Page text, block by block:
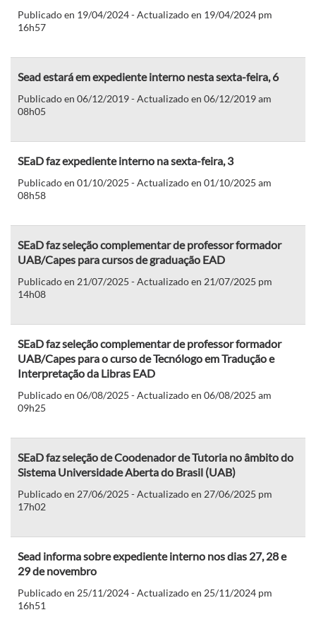
Publicado en 19/04/2024 - Actualizado en 19/04/2024 pm
16h57
Sead estará em expediente interno nesta sexta-feira, 6
Publicado en 06/12/2019 - Actualizado en 06/12/2019 am
08h05
SEaD faz expediente interno na sexta-feira, 3
Publicado en 01/10/2025 - Actualizado en 01/10/2025 am
08h58
SEaD faz seleção complementar de professor formador
UAB/Capes para cursos de graduação EAD
Publicado en 21/07/2025 - Actualizado en 21/07/2025 pm
14h08
SEaD faz seleção complementar de professor formador
UAB/Capes para o curso de Tecnólogo em Tradução e
Interpretação da Libras EAD
Publicado en 06/08/2025 - Actualizado en 06/08/2025 am
09h25
SEaD faz seleção de Coodenador de Tutoria no âmbito do
Sistema Universidade Aberta do Brasil (UAB)
Publicado en 27/06/2025 - Actualizado en 27/06/2025 pm
17h02
Sead informa sobre expediente interno nos dias 27, 28 e
29 de novembro
Publicado en 25/11/2024 - Actualizado en 25/11/2024 pm
16h51